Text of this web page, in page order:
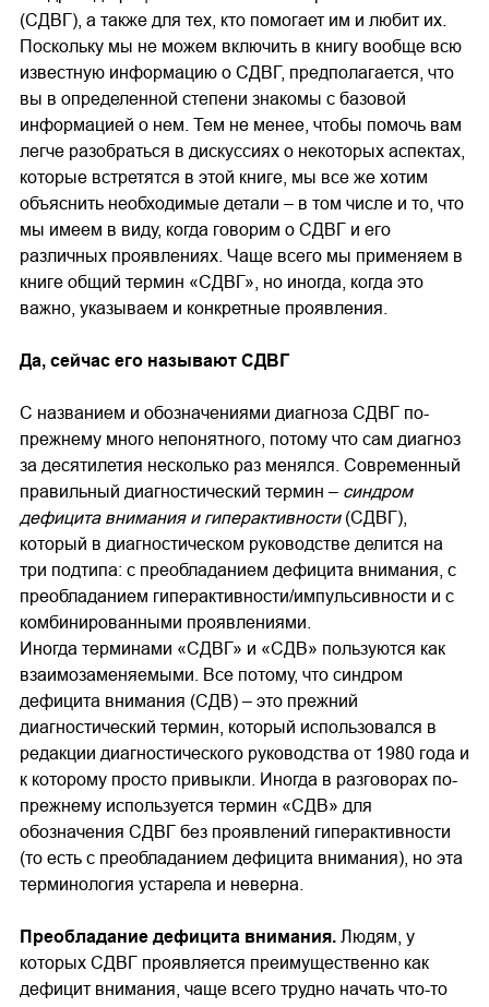
(СДВГ), а также для тех, кто помогает им и любит их.
Поскольку мы не можем включить в книгу вообще всю
известную информацию о СДВГ, предполагается, что
вы в определенной степени знакомы с базовой
информацией о нем. Тем не менее, чтобы помочь вам
легче разобраться в дискуссиях о некоторых аспектах,
которые встретятся в этой книге, мы все же хотим
объяснить необходимые детали – в том числе и то, что
мы имеем в виду, когда говорим о СДВГ и его
различных проявлениях. Чаще всего мы применяем в
книге общий термин «СДВГ», но иногда, когда это
важно, указываем и конкретные проявления.
Да, сейчас его называют СДВГ
С названием и обозначениями диагноза СДВГ по-
прежнему много непонятного, потому что сам диагноз
за десятилетия несколько раз менялся. Современный
правильный диагностический термин – синдром
дефицита внимания и гиперактивности (СДВГ),
который в диагностическом руководстве делится на
три подтипа: с преобладанием дефицита внимания, с
преобладанием гиперактивности/импульсивности и с
комбинированными проявлениями.
Иногда терминами «СДВГ» и «СДВ» пользуются как
взаимозаменяемыми. Все потому, что синдром
дефицита внимания (СДВ) – это прежний
диагностический термин, который использовался в
редакции диагностического руководства от 1980 года и
к которому просто привыкли. Иногда в разговорах по-
прежнему используется термин «СДВ» для
обозначения СДВГ без проявлений гиперактивности
(то есть с преобладанием дефицита внимания), но эта
терминология устарела и неверна.
Преобладание дефицита внимания. Людям, у
которых СДВГ проявляется преимущественно как
дефицит внимания, чаще всего трудно начать что-то